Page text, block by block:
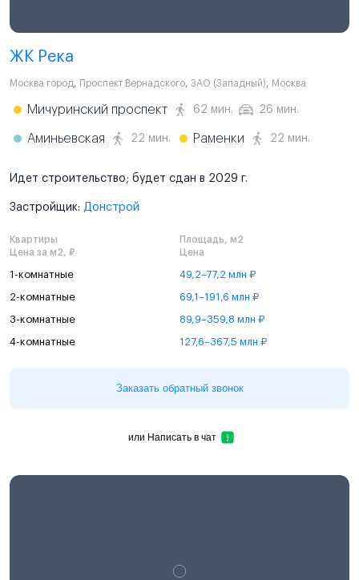
ЖК Река
Москва город, Проспект Вернадского, ЗАО (Западный), Москва
Мичуринский проспект 62 мин. 26 мин.
Аминьевская 22 мин. Раменки 22 мин.
Идет строительство; будет сдан в 2029 г.
Застройщик: Донстрой
Квартиры
Площадь, м2
Цена за м2, ₽
Цена
1-комнатные 49,2–77,2 млн ₽
2-комнатные 69,1–191,6 млн ₽
3-комнатные 89,9–359,8 млн ₽
4-комнатные 127,6–367,5 млн ₽
Заказать обратный звонок
или Написать в чат